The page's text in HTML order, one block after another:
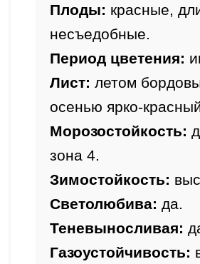
Плоды: красные,
несъедобные.
Период цветения:
Лист: летом
осенью ярко-
Морозостойкость:
зона 4.
Зимостойкость:
Светолюбива: да.
Теневыносливая:
Газоустойчивость: